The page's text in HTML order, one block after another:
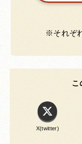
※それぞ
こ
X(twitter)